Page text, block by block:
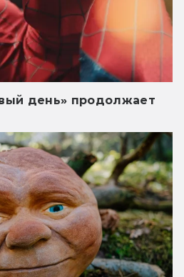
день» продолжает